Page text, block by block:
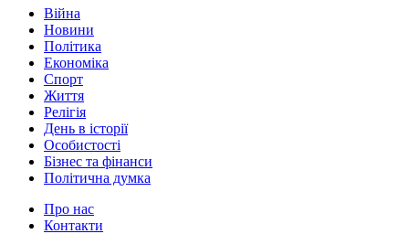
Війна
Новини
Політика
Економіка
Спорт
Життя
Релігія
День в історії
Особистості
Бізнес та фінанси
Політична думка
Про нас
Контакти